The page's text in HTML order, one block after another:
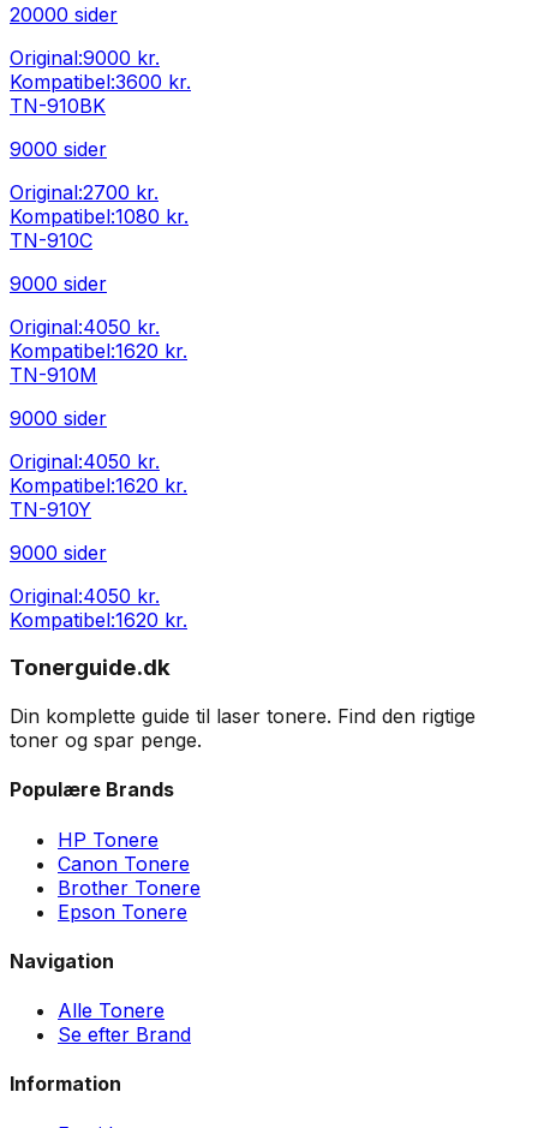
20000 sider
Original:9000 kr.
Kompatibel:3600 kr.
TN-910BK
9000 sider
Original:2700 kr.
Kompatibel:1080 kr.
TN-910C
9000 sider
Original:4050 kr.
Kompatibel:1620 kr.
TN-910M
9000 sider
Original:4050 kr.
Kompatibel:1620 kr.
TN-910Y
9000 sider
Original:4050 kr.
Kompatibel:1620 kr.
Tonerguide.dk
Din komplette guide til laser tonere. Find den rigtige
toner og spar penge.
Populære Brands
HP Tonere
Canon Tonere
Brother Tonere
Epson Tonere
Navigation
Alle Tonere
Se efter Brand
Information